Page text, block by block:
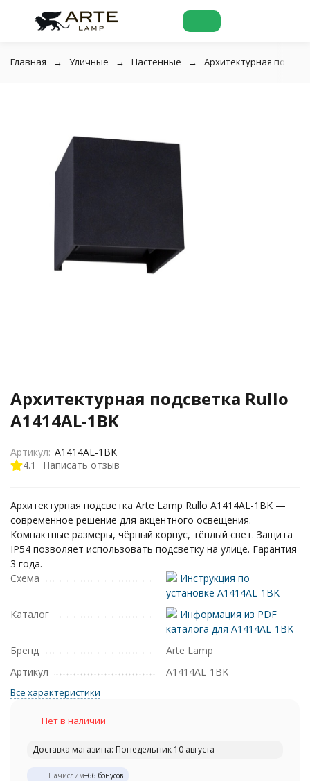
Главная Уличные Настенные Архитектурная
Архитектурная подсветка Rullo
A1414AL-1BK
4.1 Написать отзыв
Артикул: A1414AL-1BK
Архитектурная подсветка Arte Lamp Rullo A1414AL-1BK —
современное решение для акцентного освещения.
Компактные размеры, чёрный корпус, тёплый свет. Защита
IP54 позволяет использовать подсветку на улице. Гарантия
3 года.
Схема
Инструкция по
установке A1414AL-1BK
Каталог
Информация из PDF
каталога для A1414AL-1BK
Бренд
Arte Lamp
Артикул
A1414AL-1BK
Все характеристики
Нет в наличии
Доставка магазина: Понедельник 10 августа
Начислим+66 бонусов